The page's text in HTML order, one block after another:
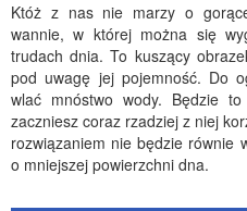
Któż z nas nie marzy o
wannie, w której można się
trudach dnia. To kuszący
pod uwagę jej pojemność. Do
wlać mnóstwo wody. Będzie
zaczniesz coraz rzadziej z niej
rozwiązaniem nie będzie równie
o mniejszej powierzchni dna.